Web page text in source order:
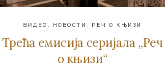
ВИДЕО , НОВОСТИ , РЕЧ О КЊИЗИ
Трећа емисија серијала „Реч
о књизи“